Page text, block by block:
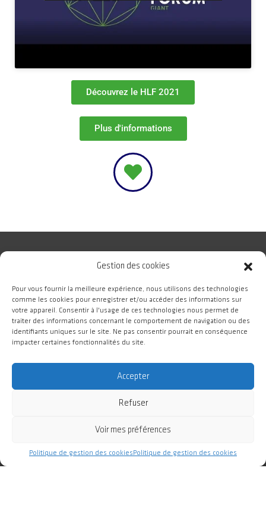
Gestion des cookies
Pour vous fournir la meilleure expérience, nous utilisons des technologies
comme les cookies pour enregistrer et/ou accéder des informations sur
votre appareil. Consentir à l'usage de ces technologies nous permet de
traiter des informations concernant le comportement de navigation ou des
identifiants uniques sur le site. Ne pas consentir pourrait en conséquence
impacter certaines fonctionnalités du site.
Accepter
Refuser
Voir mes préférences
Politique de gestion des cookiesPolitique de gestion des cookies
Découvrez le HLF 2021
Plus d'informations
5 place Nelson Mandela
38000 Grenoble